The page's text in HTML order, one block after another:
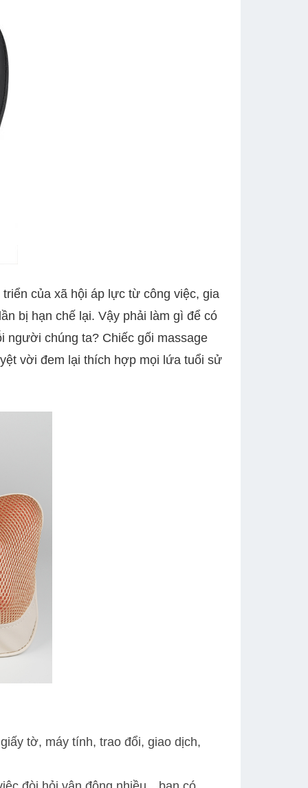
của xã hội áp lực từ công việc, gia
bị hạn chế lại. Vậy phải làm gì để có
người chúng ta? Chiếc gối massage
vời đem lại thích hợp mọi lứa tuổi sử
tờ, máy tính, trao đổi, giao dịch,